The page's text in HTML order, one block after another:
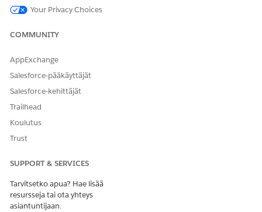
Your Privacy Choices
COMMUNITY
AppExchange
Salesforce-pääkäyttäjät
Salesforce-kehittäjät
Trailhead
Koulutus
Trust
SUPPORT & SERVICES
Tarvitsetko apua? Hae lisää
resursseja tai ota yhteys
asiantuntijaan.